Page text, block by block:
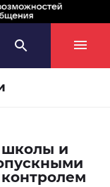
школы и